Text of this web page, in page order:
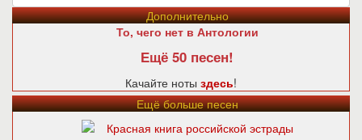
Дополнительно
То, чего нет в Антологии
Ещё 50 песен!
Качайте ноты здесь!
Ещё больше песен